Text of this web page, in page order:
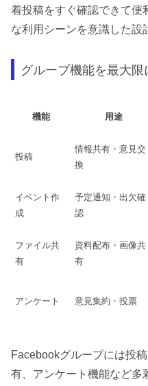
着投稿をすぐ確認できて便
な利用シーンを意識した設
グループ機能を最大
機能 用途
投稿
情報共有・意見交
換
イベント作
成
予定通知・出欠確
認
ファイル共
有
資料配布・画像共
有
アンケート 意見集約・投票
Facebookグループには投
有、アンケート機能など多